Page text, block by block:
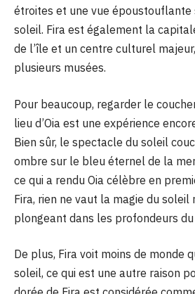
étroites et une vue époustouflante
soleil. Fira est également la
de l’île et un centre culturel
plusieurs musées.
Pour beaucoup, regarder le
lieu d’Oia est une expérience
Bien sûr, le spectacle du soleil
ombre sur le bleu éternel de la
ce qui a rendu Oia célèbre en
Fira, rien ne vaut la magie du
plongeant dans les profondeurs
De plus, Fira voit moins de monde
soleil, ce qui est une autre raison